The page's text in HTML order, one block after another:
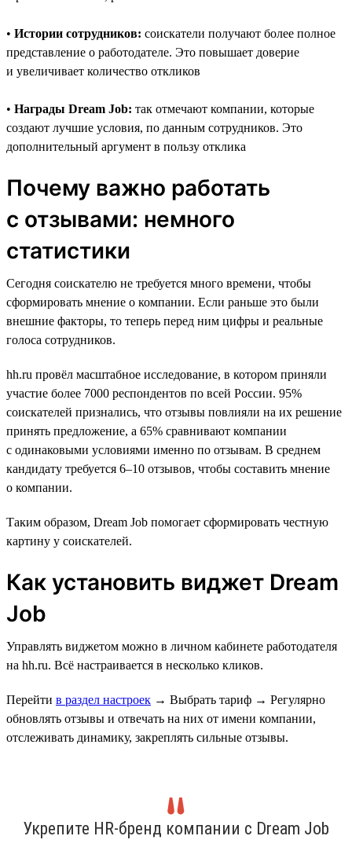
• Истории сотрудников: соискатели получают более полное
представление о работодателе. Это повышает доверие
и увеличивает количество откликов
• Награды Dream Job: так отмечают компании, которые
создают лучшие условия, по данным сотрудников. Это
дополнительный аргумент в пользу отклика
Почему важно работать
с отзывами: немного
статистики
Сегодня соискателю не требуется много времени, чтобы
сформировать мнение о компании. Если раньше это были
внешние факторы, то теперь перед ним цифры и реальные
голоса сотрудников.
hh.ru провёл масштабное исследование, в котором приняли
участие более 7000 респондентов по всей России. 95%
соискателей признались, что отзывы повлияли на их решение
принять предложение, а 65% сравнивают компании
с одинаковыми условиями именно по отзывам. В среднем
кандидату требуется 6–10 отзывов, чтобы составить мнение
о компании.
Таким образом, Dream Job помогает сформировать честную
картину у соискателей.
Как установить виджет Dream
Job
Управлять виджетом можно в личном кабинете работодателя
на hh.ru. Всё настраивается в несколько кликов.
Перейти в раздел настроек → Выбрать тариф → Регулярно
обновлять отзывы и отвечать на них от имени компании,
отслеживать динамику, закреплять сильные отзывы.
Укрепите HR-бренд компании с Dream Job